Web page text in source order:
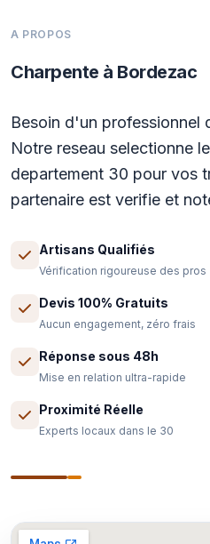
A PROPOS
Charpente à Bordezac
Besoin d'un professionnel
Notre reseau selectionne
departement 30 pour vos
partenaire est verifie et
Artisans Qualifiés
Vérification rigoureuse des pros
Devis 100% Gratuits
Aucun engagement, zéro frais
Réponse sous 48h
Mise en relation ultra-rapide
Proximité Réelle
Experts locaux dans le 30